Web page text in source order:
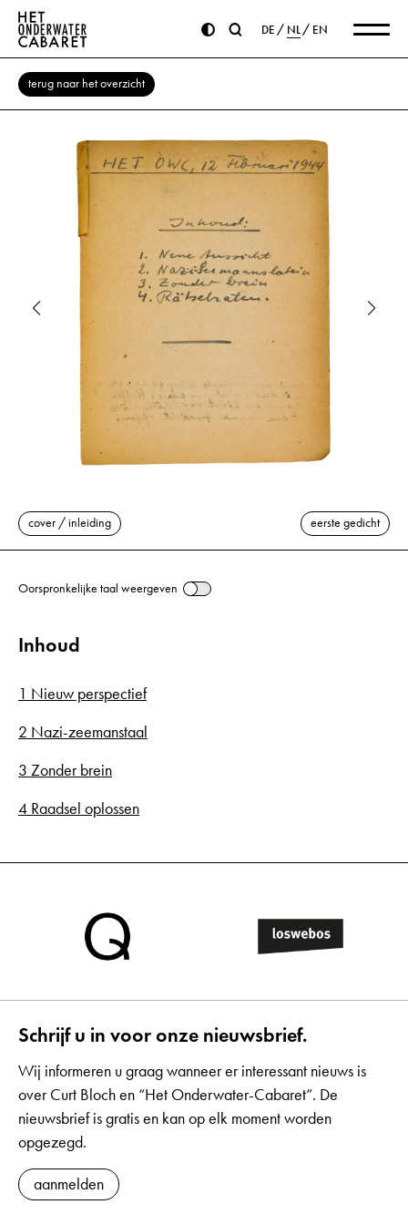
DE NL EN
terug naar het overzicht
cover / inleiding eerste gedicht
Oorspronkelijke taal weergeven
Inhoud
1 Nieuw perspectief
2 Nazi-zeemanstaal
3 Zonder brein
4 Raadsel oplossen
Schrijf u in voor onze nieuwsbrief.
Wij informeren u graag wanneer er interessant nieuws is
over Curt Bloch en “Het Onderwater-Cabaret”. De
nieuwsbrief is gratis en kan op elk moment worden
opgezegd.
aanmelden